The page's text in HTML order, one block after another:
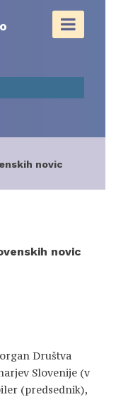
novic
novic
Društva
Slovenije (v
(predsednik),